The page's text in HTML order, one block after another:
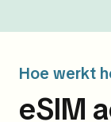
Hoe werkt
eSIM